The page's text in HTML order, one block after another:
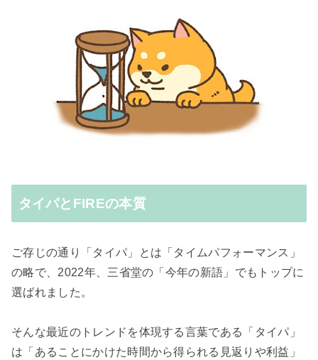
タイパとFIREの本質
ご存じの通り「タイパ」とは「タイムパフォーマンス」
の略で、 2022年、 三省堂の「今年の新語」でもトップに
選ばれました。
そんな最近のトレンドを体現する言葉である「タイパ」
は「あることにかけた時間から得られる見返りや利益」